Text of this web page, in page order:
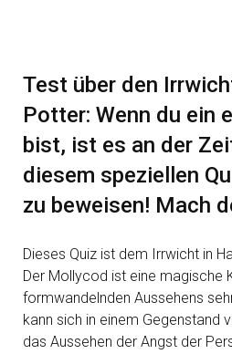
Test über den
Potter: Wenn du ein
bist, ist es an der
diesem speziellen
zu beweisen! Mach
Dieses Quiz ist dem Irrwicht in
Der Mollycod ist eine magische
formwandelnden Aussehens
kann sich in einem Gegenstand
das Aussehen der Angst der